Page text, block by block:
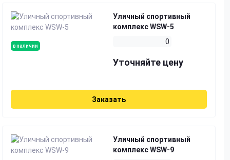
в наличии
Уличный спортивный
комплекс WSW-5
0
Уточняйте цену
Заказать
Уличный спортивный
комплекс WSW-9